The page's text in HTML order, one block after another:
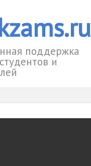
поддержка
и